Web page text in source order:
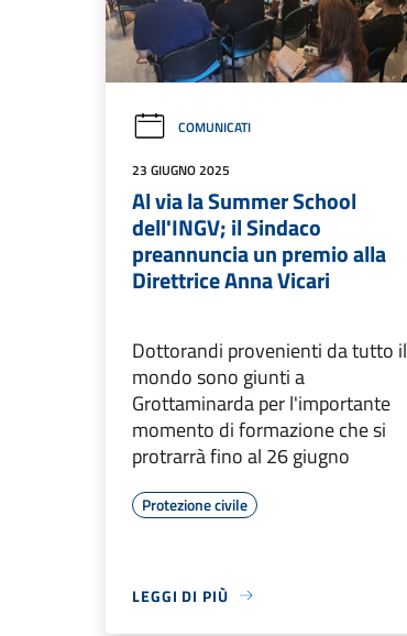
COMUNICATI
23 GIUGNO 2025
Al via la Summer School
dell'INGV; il Sindaco
preannuncia un premio alla
Direttrice Anna Vicari
Dottorandi provenienti da tutto il
mondo sono giunti a
Grottaminarda per l'importante
momento di formazione che si
protrarrà fino al 26 giugno
Protezione civile
LEGGI DI PIÙ